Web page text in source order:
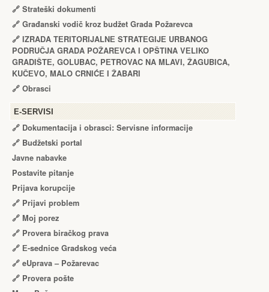
🔗 Strateški dokumenti
🔗 Građanski vodič kroz budžet Grada Požarevca
🔗 IZRADA TЕRITORIJALNЕ STRATЕGIJЕ URBANOG
PODRUČJA GRADA POŽARЕVCA I OPŠTINA VЕLIKO
GRADIŠTЕ, GOLUBAC, PЕTROVAC NA MLAVI, ŽAGUBICA,
KUČЕVO, MALO CRNIĆЕ I ŽABARI
🔗 Obrasci
Е-SERVISI
🔗 Dokumentacija i obrasci: Servisne informacije
🔗 Budžetski portal
Javne nabavke
Postavite pitanje
Prijava korupcije
🔗 Prijavi problem
🔗 Moj porez
🔗 Provera biračkog prava
🔗 Е-sednice Gradskog veća
🔗 eUprava – Požarevac
🔗 Provera pošte